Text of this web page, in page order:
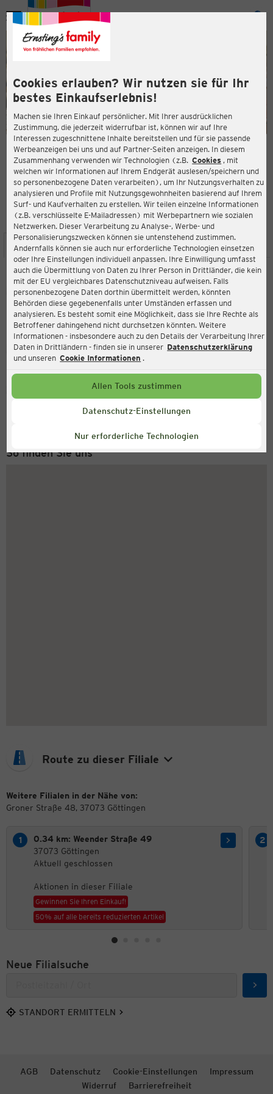
Cookies erlauben? Wir nutzen sie für Ihr
bestes Einkaufserlebnis!
Machen sie Ihren Einkauf persönlicher. Mit Ihrer ausdrücklichen
Zustimmung, die jederzeit widerrufbar ist, können wir auf Ihre
Interessen zugeschnittene Inhalte bereitstellen und für sie passende
Werbeanzeigen bei uns und auf Partner-Seiten anzeigen. In diesem
Zusammenhang verwenden wir Technologien (z.B. Cookies , mit
welchen wir Informationen auf Ihrem Endgerät auslesen/speichern und
so personenbezogene Daten verarbeiten), um Ihr Nutzungsverhalten zu
analysieren und Profile mit Nutzungsgewohnheiten basierend auf Ihrem
Surf- und Kaufverhalten zu erstellen. Wir teilen einzelne Informationen
(z.B. verschlüsselte E-Mailadressen) mit Werbepartnern wie sozialen
Netzwerken. Dieser Verarbeitung zu Analyse-, Werbe- und
Personalisierungszwecken können sie untenstehend zustimmen.
Andernfalls können sie auch nur erforderliche Technologien einsetzen
oder Ihre Einstellungen individuell anpassen. Ihre Einwilligung umfasst
auch die Übermittlung von Daten zu Ihrer Person in Drittländer, die kein
mit der EU vergleichbares Datenschutzniveau aufweisen. Falls
personenbezogene Daten dorthin übermittelt werden, könnten
Behörden diese gegebenenfalls unter Umständen erfassen und
analysieren. Es besteht somit eine Möglichkeit, dass sie Ihre Rechte als
Betroffener dahingehend nicht durchsetzen könnten. Weitere
Informationen - insbesondere auch zu den Details der Verarbeitung Ihrer
Daten in Drittländern - finden sie in unserer Datenschutzerklärung
und unseren Cookie Informationen .
Allen Tools zustimmen
Datenschutz-Einstellungen
Nur erforderliche Technologien
Menü
ERNSTING'S FAMILY FILIALE
Groner Straße 48
37073 Göttingen
4,0
Bewertung:
STANDORT SERVICES SORTIMENT AKTIONEN
Ernsting's family
Groner Straße 48, 37073 Göttingen
Aktuell:
Geschlossen
Service Hotline
+43 (0) 1 2675 502
So finden Sie uns
Route zu dieser Filiale
Weitere Filialen in der Nähe von:
Groner Straße 48, 37073 Göttingen
0.34 km: Weender Straße 49
37073 Göttingen
Aktuell geschlossen
Aktionen in dieser Filiale
Gewinnen Sie Ihren Einkauf!
50% auf alle bereits reduzierten Artikel
Neue Filialsuche
STANDORT ERMITTELN
AGB Datenschutz Cookie-Einstellungen
Impressum
Widerruf
Barrierefreiheit